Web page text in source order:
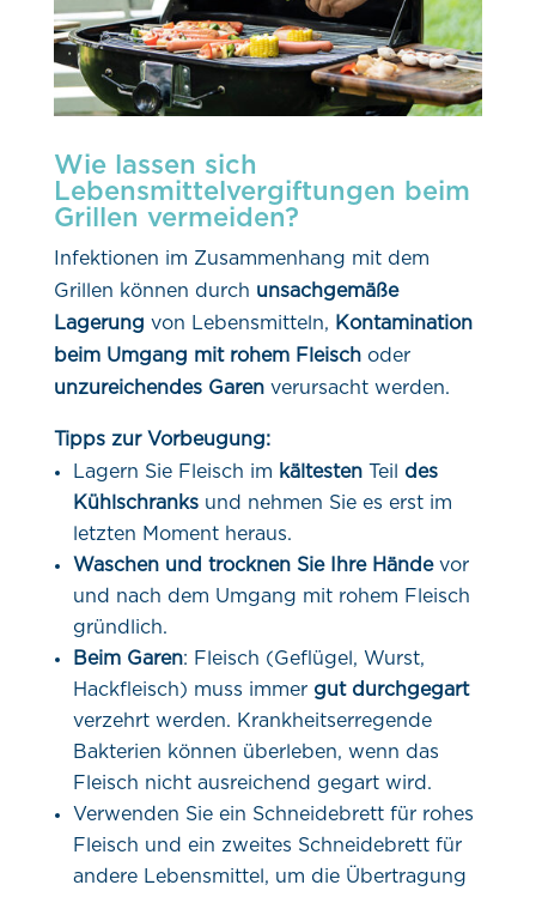
Wie lassen sich
Lebensmittelvergiftungen beim
Grillen vermeiden?
Infektionen im Zusammenhang mit dem
Grillen können durch unsachgemäße
Lagerung von Lebensmitteln, Kontamination
beim Umgang mit rohem Fleischoder
unzureichendes Garenverursacht werden.
Tipps zur Vorbeugung:
Lagern Sie Fleisch im kältestenTeil des
Kühlschranks und nehmen Sie es erst im
letzten Moment heraus.
Waschen und trocknen Sie Ihre Händevor
und nach dem Umgang mit rohem Fleisch
gründlich.
Beim Garen: Fleisch (Geflügel, Wurst,
Hackfleisch) muss immer gut durchgegart
verzehrt werden. Krankheitserregende
Bakterien können überleben, wenn das
Fleisch nicht ausreichend gegart wird.
Verwenden Sie ein Schneidebrett für rohes
Fleisch und ein zweites Schneidebrett für
andere Lebensmittel, um die Übertragung